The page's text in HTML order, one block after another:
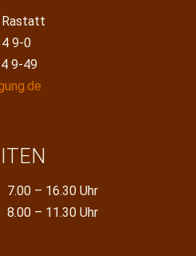
Rastatt
9-0
9-49
7.00 – 16.30 Uhr
8.00 – 11.30 Uhr